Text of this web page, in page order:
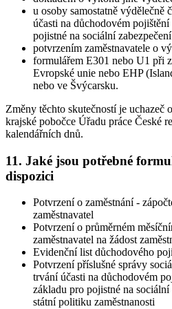
u osoby samostatně výdělečně
účasti na důchodovém
pojistné na sociální
potvrzením zaměstnavatele o
formulářem E301 nebo U1 při
Evropské unie nebo EHP
nebo ve Švýcarsku.
Změny těchto skutečností je uchazeč
krajské pobočce Úřadu práce České
kalendářních dnů.
11. Jaké jsou potřebné
dispozici
Potvrzení o zaměstnání -
zaměstnavatel
Potvrzení o průměrném
zaměstnavatel na žádost
Evidenční list důchodového
Potvrzení příslušné správy
trvání účasti na důchodovém
základu pro pojistné na sociální
státní politiku zaměstnanosti